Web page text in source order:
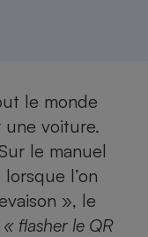
le monde
voiture.
le manuel
l’on
», le
« flasher le QR
Ventilateur
Antivirus